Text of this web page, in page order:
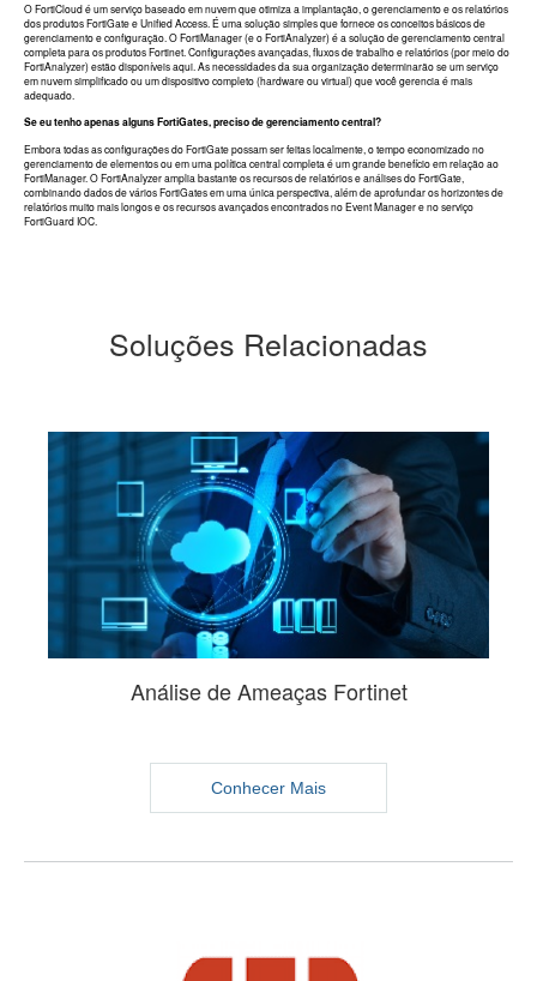
O FortiCloud é um serviço baseado em nuvem que otimiza a implantação, o gerenciamento e os relatórios
dos produtos FortiGate e Unified Access. É uma solução simples que fornece os conceitos básicos de
gerenciamento e configuração. O FortiManager (e o FortiAnalyzer) é a solução de gerenciamento central
completa para os produtos Fortinet. Configurações avançadas, fluxos de trabalho e relatórios (por meio do
FortiAnalyzer) estão disponíveis aqui. As necessidades da sua organização determinarão se um serviço
em nuvem simplificado ou um dispositivo completo (hardware ou virtual) que você gerencia é mais
adequado.
Se eu tenho apenas alguns FortiGates, preciso de gerenciamento central?
Embora todas as configurações do FortiGate possam ser feitas localmente, o tempo economizado no
gerenciamento de elementos ou em uma política central completa é um grande benefício em relação ao
FortiManager. O FortiAnalyzer amplia bastante os recursos de relatórios e análises do FortiGate,
combinando dados de vários FortiGates em uma única perspectiva, além de aprofundar os horizontes de
relatórios muito mais longos e os recursos avançados encontrados no Event Manager e no serviço
FortiGuard IOC.
Soluções Relacionadas
Análise de Ameaças Fortinet
Conhecer Mais